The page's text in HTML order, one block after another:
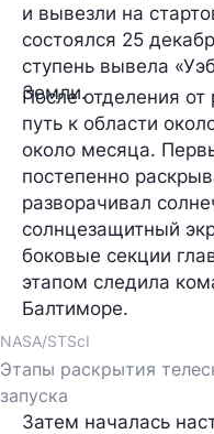
и вывезли на
состоялся 25
ступень вывела
Земли.
После отделения от
путь к области
около месяца.
постепенно
разворачивал
солнцезащитный
боковые секции
этапом следила
Балтиморе.
NASA/STScI
Этапы раскрытия
запуска
Затем началась